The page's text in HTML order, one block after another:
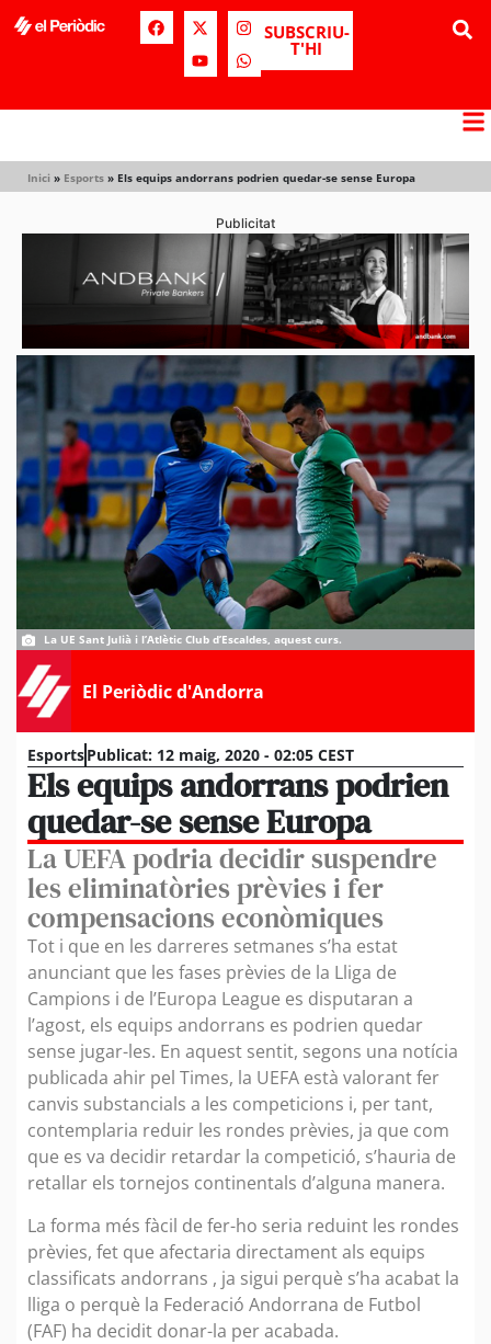
SUBSCRIU-
T'HI
Inici » Esports » Els equips andorrans podrien quedar-se sense Europa
Publicitat
La UE Sant Julià i l’Atlètic Club d’Escaldes, aquest curs.
El Periòdic d'Andorra
EsportsPublicat: 12 maig, 2020 - 02:05 CEST
Els equips andorrans podrien
quedar-se sense Europa
La UEFA podria decidir suspendre
les eliminatòries prèvies i fer
compensacions econòmiques
Tot i que en les darreres setmanes s’ha estat
anunciant que les fases prèvies de la Lliga de
Campions i de l’Europa League es disputaran a
l’agost, els equips andorrans es podrien quedar
sense jugar-les. En aquest sentit, segons una notícia
publicada ahir pel Times, la UEFA està valorant fer
canvis substancials a les competicions i, per tant,
contemplaria reduir les rondes prèvies, ja que com
que es va decidir retardar la competició, s’hauria de
retallar els tornejos continentals d’alguna manera.
La forma més fàcil de fer-ho seria reduint les rondes
prèvies, fet que afectaria directament als equips
classificats andorrans , ja sigui perquè s’ha acabat la
lliga o perquè la Federació Andorrana de Futbol
(FAF) ha decidit donar-la per acabada.